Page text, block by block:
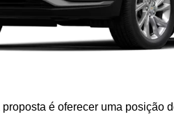
proposta é oferecer uma posição